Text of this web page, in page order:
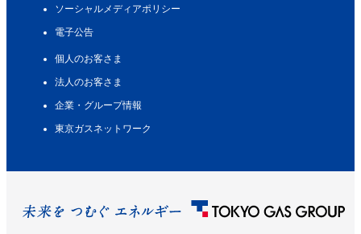
ソーシャルメディアポリシー
電子公告
個人のお客さま
法人のお客さま
企業・グループ情報
東京ガスネットワーク